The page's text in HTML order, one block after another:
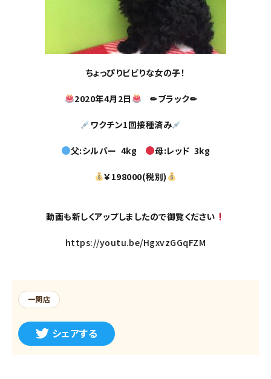
ちょっぴりビビりな女の子！
2020年4月2日 ✏ブラック✏
ワクチン1回接種済み
父:シルバー 4kg 母:レッド 3kg
￥198000(税別)
動画も新しくアップしましたので御覧ください
https://youtu.be/HgxvzGGqFZM
一関店
シェアする